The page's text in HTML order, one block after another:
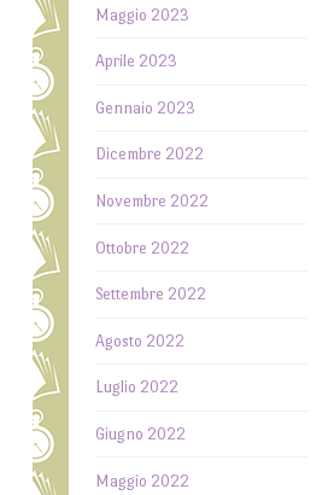
Maggio 2023
Aprile 2023
Gennaio 2023
Dicembre 2022
Novembre 2022
Ottobre 2022
Settembre 2022
Agosto 2022
Luglio 2022
Giugno 2022
Maggio 2022